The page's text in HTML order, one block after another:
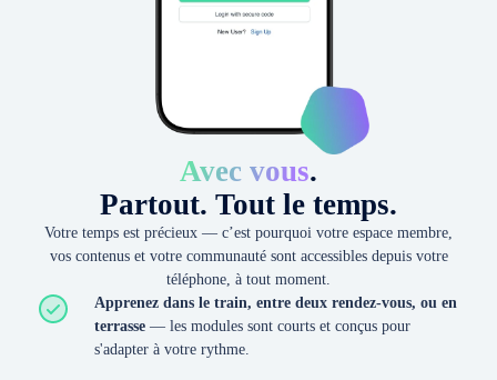
Avec vous.
Partout. Tout le temps.
Votre temps est précieux — c’est pourquoi votre espace membre,
vos contenus et votre communauté sont accessibles depuis votre
téléphone, à tout moment.
Apprenez dans le train, entre deux rendez-vous, ou en
terrasse — les modules sont courts et conçus pour
s'adapter à votre rythme.